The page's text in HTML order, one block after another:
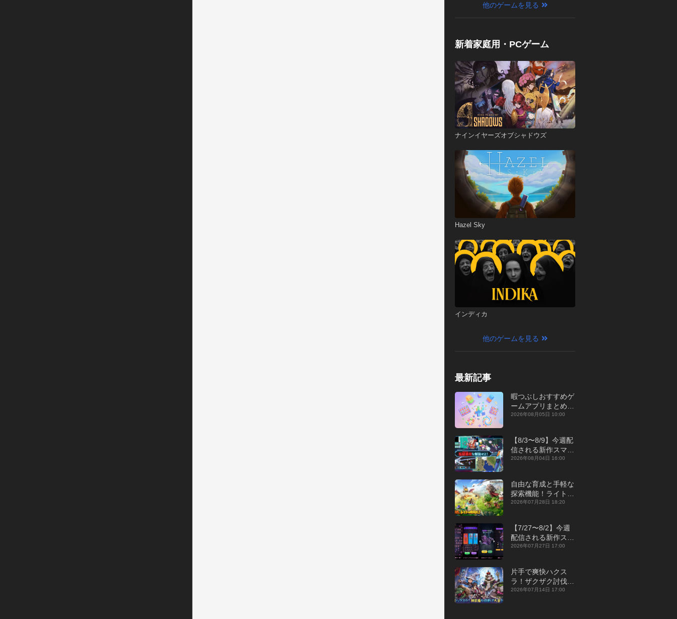
他のゲームを見る
新着家庭用・PCゲーム
ナインイヤーズオブシャドウズ
Hazel Sky
インディカ
他のゲームを見る
最新記事
暇つぶしおすすめゲ
ームアプリまとめ｜
オフライン対応あり
2026年08月05日 10:00
【8/3〜8/9】今週配
信される新作スマホ
ゲームをまとめてお
2026年08月04日 16:00
自由な育成と手軽な
探索機能！ライトカ
ジュアルMMORPG
P】
2026年07月28日 18:20
【7/27〜8/2】今週
配信される新作スマ
ホゲームをまとめて
2026年07月27日 17:00
片手で爽快ハクス
ラ！ザクザク討伐し
て神装備を集める放
2026年07月14日 17:00